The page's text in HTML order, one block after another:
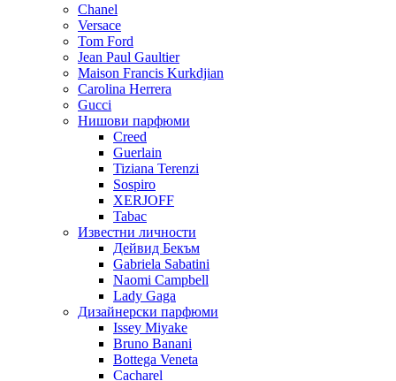
Chanel
Versace
Tom Ford
Jean Paul Gaultier
Maison Francis Kurkdjian
Carolina Herrera
Gucci
Нишови парфюми
Creed
Guerlain
Tiziana Terenzi
Sospiro
XERJOFF
Tabac
Известни личности
Дейвид Бекъм
Gabriela Sabatini
Naomi Campbell
Lady Gaga
Дизайнерски парфюми
Issey Miyake
Bruno Banani
Bottega Veneta
Cacharel